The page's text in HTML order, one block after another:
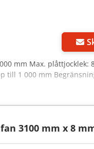
mm Max. plåttjocklek:
till 1 000 mm
3100 mm x 8